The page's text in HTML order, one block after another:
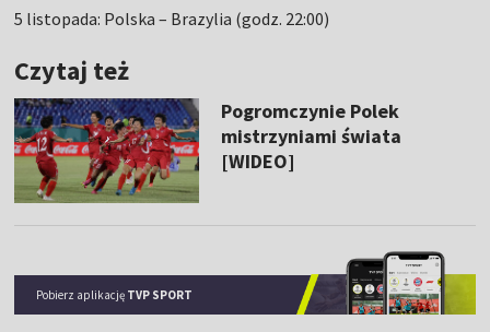
5 listopada: Polska – Brazylia (godz. 22:00)
Czytaj też
Pogromczynie Polek
mistrzyniami świata
[WIDEO]
Pobierz aplikację TVP SPORT